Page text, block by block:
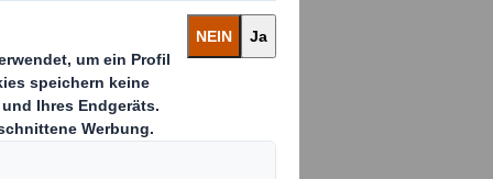
mit flexiblen
Gewinn vor
28 Mio £.